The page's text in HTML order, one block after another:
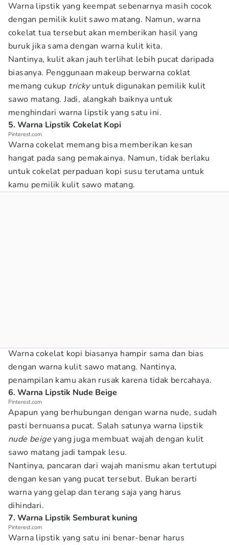
Warna lipstik yang keempat sebenarnya masih cocok
dengan pemilik kulit sawo matang. Namun, warna
cokelat tua tersebut akan memberikan hasil yang
buruk jika sama dengan warna kulit kita.
Nantinya, kulit akan jauh terlihat lebih pucat daripada
biasanya. Penggunaan makeup berwarna coklat
memang cukup trickyuntuk digunakan pemilik kulit
sawo matang. Jadi, alangkah baiknya untuk
menghindari warna lipstik yang satu ini.
5. Warna Lipstik Cokelat Kopi
Pinterest.com
Warna cokelat memang bisa memberikan kesan
hangat pada sang pemakainya. Namun, tidak berlaku
untuk cokelat perpaduan kopi susu terutama untuk
kamu pemilik kulit sawo matang.
Warna cokelat kopi biasanya hampir sama dan bias
dengan warna kulit sawo matang. Nantinya,
penampilan kamu akan rusak karena tidak bercahaya.
6. Warna Lipstik Nude Beige
Pinterest.com
Apapun yang berhubungan dengan warna nude, sudah
pasti bernuansa pucat. Salah satunya warna lipstik
nude beigeyang juga membuat wajah dengan kulit
sawo matang jadi tampak lesu.
Nantinya, pancaran dari wajah manismu akan tertutupi
dengan kesan yang pucat tersebut. Bukan berarti
warna yang gelap dan terang saja yang harus
dihindari.
7. Warna Lipstik Semburat kuning
Pinterest.com
Warna lipstik yang satu ini benar-benar harus